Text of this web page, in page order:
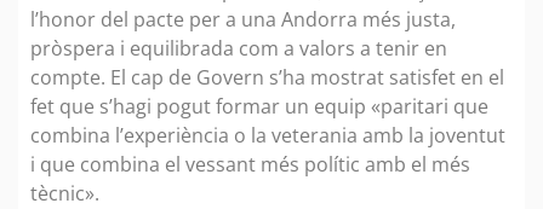
l’honor del pacte per a una Andorra més justa,
pròspera i equilibrada com a valors a tenir en
compte. El cap de Govern s’ha mostrat satisfet en el
fet que s’hagi pogut formar un equip «paritari que
combina l’experiència o la veterania amb la joventut
i que combina el vessant més polític amb el més
tècnic».